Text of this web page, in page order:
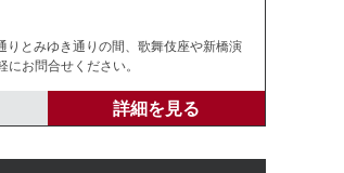
とみゆき通りの間、歌舞伎座や新橋演
お問合せください。
詳細を見る